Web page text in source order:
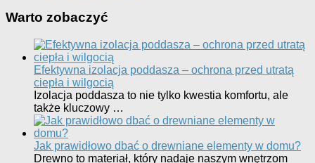
Warto zobaczyć
Efektywna izolacja poddasza – ochrona przed utratą
ciepła i wilgocią
Izolacja poddasza to nie tylko kwestia komfortu, ale
także kluczowy …
Jak prawidłowo dbać o drewniane elementy w domu?
Drewno to materiał, który nadaje naszym wnętrzom